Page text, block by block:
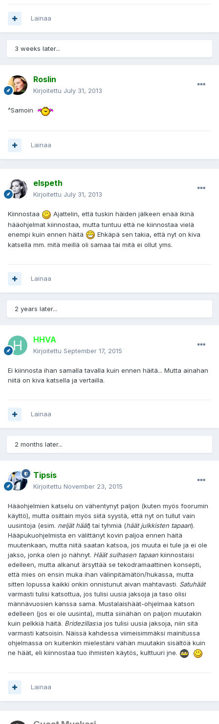
Lainaa
3 weeks later...
Roslin
Kirjoitettu July 31, 2013
^Samoin
Lainaa
elspeth
Kirjoitettu July 31, 2013
Kiinnostaa
Ajattelin, että tuskin häiden jälkeen enää ikinä
hääohjelmat kiinnostaa, mutta tuntuu että ne kiinnostaa vielä
enempi kuin ennen häitä
Ehkäpä sen takia, että nyt on kiva
katsella mm. mitä meillä oli samaa tai mitä ei ollut yms.
Lainaa
2 years later...
HHVA
Kirjoitettu September 17, 2015
Ei kiinnosta ihan samalla tavalla kuin ennen häitä... Mutta ainahan
niitä on kiva katsella ja vertailla.
Lainaa
2 months later...
Tipsis
Kirjoitettu November 23, 2015
Hääohjelmien katselu on vähentynyt paljon (kuten myös foorumin
käyttö), mutta osittain myös siitä syystä, että nyt on tullut vain
uusintoja (esim. neljät häät) tai tyhmiä (häät julkkisten tapaan).
Hääpukuohjelmista en välittänyt kovin paljoa ennen häitä
muutenkaan, mutta niitä saatan katsoa, jos muuta ei tule ja ei ole
jakso, jonka olen jo nähnyt. Häät sulhasen tapaan kiinnostaisi
edelleen, mutta alkanut ärsyttää se tekodramaattinen konsepti,
että mies on ensin muka ihan välinpitämätön/hukassa, mutta
sitten lopussa kaikki onkin onnistunut aivan mahtavasti. Satuhäät
varmasti tulisi katsottua, jos tulisi uusia jaksoja ja taso olisi
männävuosien kanssa sama. Mustalaishäät-ohjelmaa katson
edelleen (jos ei ole uusinta), mutta siinähän on paljon muutakin
kuin pelkkiä häitä. Bridezillas:ia jos tulisi uusia jaksoja, niin sitä
varmasti katsoisin. Näissä kahdessa viimeisimmäksi mainitussa
ohjelmassa on kuitenkin mielestäni vähän muutakin sisältöä kuin
ne häät, eli kiinnostaa tuo ihmisten käytös, kulttuuri jne.
Lainaa